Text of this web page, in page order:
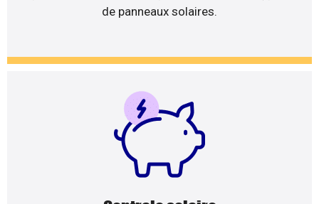
de panneaux solaires.